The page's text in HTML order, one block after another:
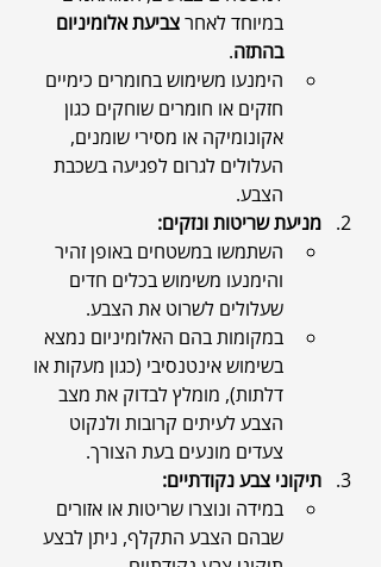
במיוחד לאחר צביעת אלומיניום
בהתזה.
הימנעו משימוש בחומרים כימיים
חזקים או חומרים שוחקים כגון
אקונומיקה או מסירי שומנים,
העלולים לגרום לפגיעה בשכבת
הצבע.
מניעת שריטות ונזקים:
השתמשו במשטחים באופן זהיר
והימנעו משימוש בכלים חדים
שעלולים לשרוט את הצבע.
במקומות בהם האלומיניום נמצא
בשימוש אינטנסיבי (כגון מעקות או
דלתות), מומלץ לבדוק את מצב
הצבע לעיתים קרובות ולנקוט
צעדים מונעים בעת הצורך.
תיקוני צבע נקודתיים:
במידה ונוצרו שריטות או אזורים
שבהם הצבע התקלף, ניתן לבצע